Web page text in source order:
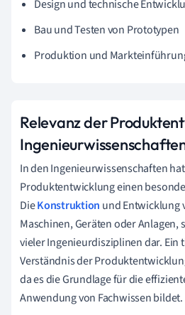
Design und technische
Bau und Testen von Prototypen
Produktion und
Relevanz der
In den Ingenieurwissenschaften
Produktentwicklung einen
DieKonstruktion und Entwicklung
Maschinen, Geräten oder Anlagen,
vieler Ingenieurdisziplinen dar. Ein
Verständnis der
da es die Grundlage für die
Anwendung von Fachwissen bildet.